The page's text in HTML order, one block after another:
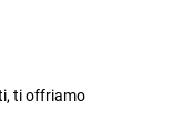
ti offriamo